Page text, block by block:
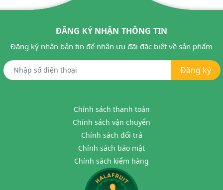
ĐĂNG KÝ NHẬN THÔNG TIN
Đăng ký nhận bản tin để nhận ưu đãi đặc biệt về sản phẩm
Đăng ký
Chính sách thanh toán
Chính sách vận chuyển
Chính sách đổi trả
Chính sách bảo mật
Chính sách kiểm hàng